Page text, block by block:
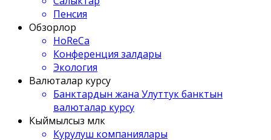
Пенсия
Обзорлор
HoReCa
Конференция залдары
Экология
Валюталар курсу
Банктардын жана Улуттук банктын
валюталар курсу
Кыймылсыз мүлк
Курулуш компаниялары